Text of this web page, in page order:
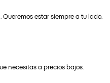
estar siempre a tu lado.
necesitas a precios bajos.